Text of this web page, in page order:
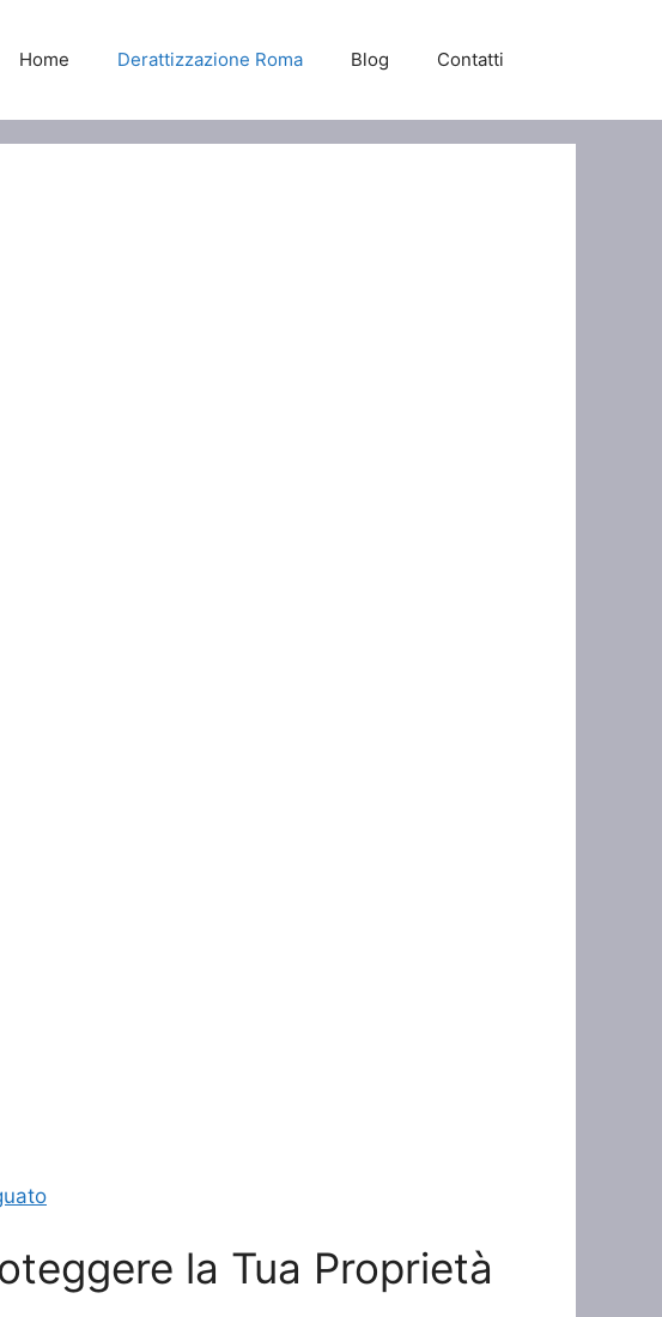
Home Derattizzazione Roma Blog Contatti
la Tua Proprietà